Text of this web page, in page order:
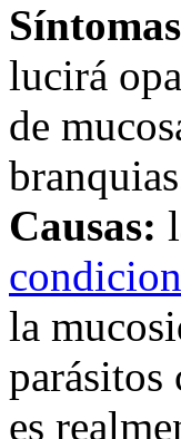
lucirá
de
Causas:
la
parásitos
es